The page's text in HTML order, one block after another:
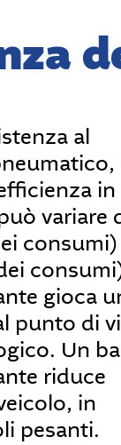
al
in
variare
consumi)
gioca
punto di
Un
riduce
in
pesanti.